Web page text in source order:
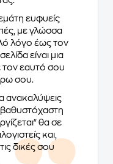
ευφυείς
με γλώσσα
λόγο έως τον
είναι μια
τον εαυτό σου
σου.
ανακαλύψεις
βαθυστόχαστη
θα σε
και,
δικές σου